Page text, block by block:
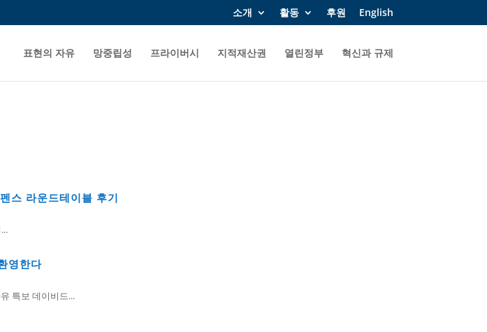
소개 활동 후원 English
표현의 자유 망중립성 프라이버시 지적재산권 열린정부 혁신과 규제
스 라운드테이블 후기
영한다
특보 데이비드...